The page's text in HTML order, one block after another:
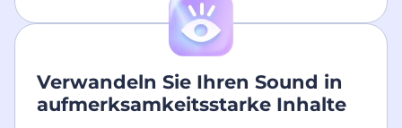
Verwandeln Sie Ihren Sound in
aufmerksamkeitsstarke Inhalte